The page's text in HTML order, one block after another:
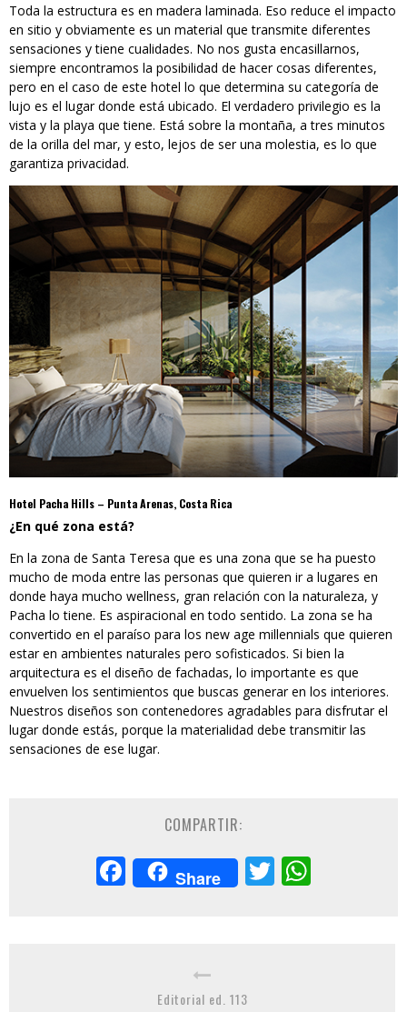
Toda la estructura es en madera laminada. Eso reduce el impacto
en sitio y obviamente es un material que transmite diferentes
sensaciones y tiene cualidades. No nos gusta encasillarnos,
siempre encontramos la posibilidad de hacer cosas diferentes,
pero en el caso de este hotel lo que determina su categoría de
lujo es el lugar donde está ubicado. El verdadero privilegio es la
vista y la playa que tiene. Está sobre la montaña, a tres minutos
de la orilla del mar, y esto, lejos de ser una molestia, es lo que
garantiza privacidad.
Hotel Pacha Hills – Punta Arenas, Costa Rica
¿En qué zona está?
En la zona de Santa Teresa que es una zona que se ha puesto
mucho de moda entre las personas que quieren ir a lugares en
donde haya mucho wellness, gran relación con la naturaleza, y
Pacha lo tiene. Es aspiracional en todo sentido. La zona se ha
convertido en el paraíso para los new age millennials que quieren
estar en ambientes naturales pero sofisticados. Si bien la
arquitectura es el diseño de fachadas, lo importante es que
envuelven los sentimientos que buscas generar en los interiores.
Nuestros diseños son contenedores agradables para disfrutar el
lugar donde estás, porque la materialidad debe transmitir las
sensaciones de ese lugar.
COMPARTIR:
Facebook
Share Twitter
Editorial ed. 113